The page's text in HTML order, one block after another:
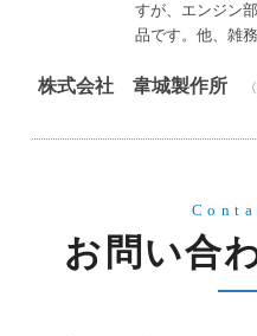
すが、エンジン
品です。他、雑
株式会社 韋城製作所
お問い合